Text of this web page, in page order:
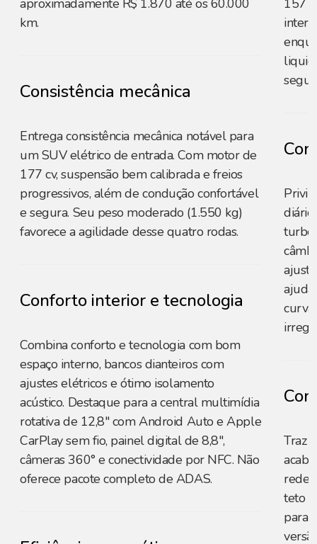
aproximadamente R$ 1.870 até os 60.000
km.
Consistência mecânica
Entrega consistência mecânica notável para
um SUV elétrico de entrada. Com motor de
177 cv, suspensão bem calibrada e freios
progressivos, além de condução confortável
e segura. Seu peso moderado (1.550 kg)
favorece a agilidade desse quatro rodas.
Conforto interior e tecnologia
Combina conforto e tecnologia com bom
espaço interno, bancos dianteiros com
ajustes elétricos e ótimo isolamento
acústico. Destaque para a central multimídia
rotativa de 12,8" com Android Auto e Apple
CarPlay sem fio, painel digital de 8,8",
câmeras 360° e conectividade por NFC. Não
oferece pacote completo de ADAS.
157
turbo
Traz
teto
para